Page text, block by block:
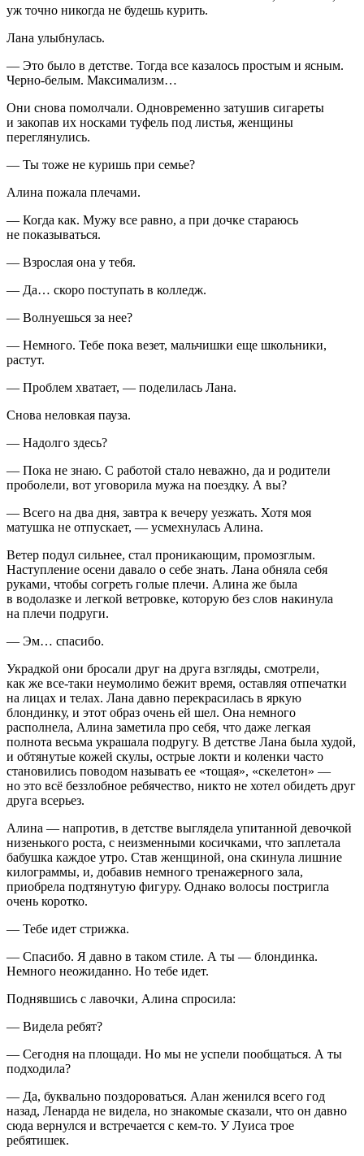
уж точно никогда не будешь курить.
Лана улыбнулась.
— Это было в детстве. Тогда все казалось простым и ясным.
Черно-белым. Максимализм…
Они снова помолчали. Одновременно затушив сигареты
и закопав их носками туфель под листья, женщины
переглянулись.
— Ты тоже не куришь при семье?
Алина пожала плечами.
— Когда как. Мужу все равно, а при дочке стараюсь
не показываться.
— Взрослая она у тебя.
— Да… скоро поступать в колледж.
— Волнуешься за нее?
— Немного. Тебе пока везет, мальчишки еще школьники,
растут.
— Проблем хватает, — поделилась Лана.
Снова неловкая пауза.
— Надолго здесь?
— Пока не знаю. С работой стало неважно, да и родители
проболели, вот уговорила мужа на поездку. А вы?
— Всего на два дня, завтра к вечеру уезжать. Хотя моя
матушка не отпускает, — усмехнулась Алина.
Ветер подул сильнее, стал проникающим, промозглым.
Наступление осени давало о себе знать. Лана обняла себя
руками, чтобы согреть голые плечи. Алина же была
в водолазке и легкой ветровке, которую без слов накинула
на плечи подруги.
— Эм… спасибо.
Украдкой они бросали друг на друга взгляды, смотрели,
как же все-таки неумолимо бежит время, оставляя отпечатки
на лицах и телах. Лана давно перекрасилась в яркую
блондинку, и этот образ очень ей шел. Она немного
располнела, Алина заметила про себя, что даже легкая
полнота весьма украшала подругу. В детстве Лана была худой,
и обтянутые кожей скулы, острые локти и коленки часто
становились поводом называть ее «тощая», «скелетон» —
но это всё беззлобное ребячество, никто не хотел обидеть друг
друга всерьез.
Алина — напротив, в детстве выглядела упитанной девочкой
низенького роста, с неизменными косичками, что заплетала
бабушка каждое утро. Став женщиной, она скинула лишние
килограммы, и, добавив немного тренажерного зала,
приобрела подтянутую фигуру. Однако волосы постригла
очень коротко.
— Тебе идет стрижка.
— Спасибо. Я давно в таком стиле. А ты — блондинка.
Немного неожиданно. Но тебе идет.
Поднявшись с лавочки, Алина спросила:
— Видела ребят?
— Сегодня на площади. Но мы не успели пообщаться. А ты
подходила?
— Да, буквально поздороваться. Алан женился всего год
назад, Ленарда не видела, но знакомые сказали, что он давно
сюда вернулся и встречается с кем-то. У Луиса трое
ребятишек.